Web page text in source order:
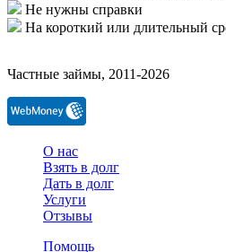
Не нужны справки
На короткий или длительный
Частные займы, 2011-2026
О нас
Взять в долг
Дать в долг
Услуги
Отзывы
Помощь